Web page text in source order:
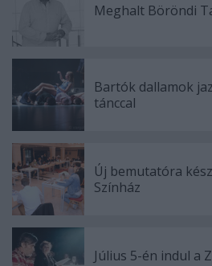
Meghalt Böröndi
Bartók dallamok
tánccal
Új bemutatóra
Színház
Július 5-én indul a